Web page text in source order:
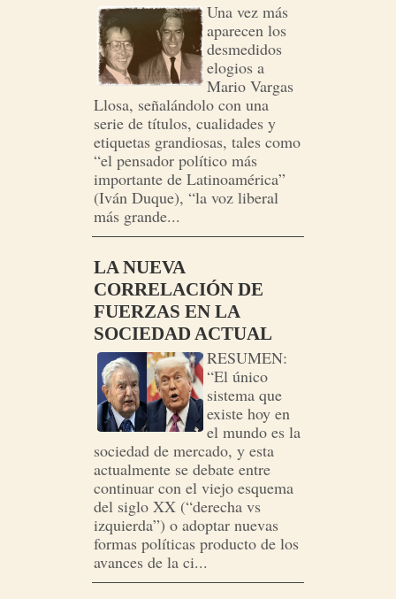
Una vez más
aparecen los
desmedidos
elogios a
Mario Vargas
Llosa, señalándolo con una
serie de títulos, cualidades y
etiquetas grandiosas, tales como
“el pensador político más
importante de Latinoamérica”
(Iván Duque), “la voz liberal
más grande...
LA NUEVA
CORRELACIÓN DE
FUERZAS EN LA
SOCIEDAD ACTUAL
RESUMEN:
“El único
sistema que
existe hoy en
el mundo es la
sociedad de mercado, y esta
actualmente se debate entre
continuar con el viejo esquema
del siglo XX (“derecha vs
izquierda”) o adoptar nuevas
formas políticas producto de los
avances de la ci...